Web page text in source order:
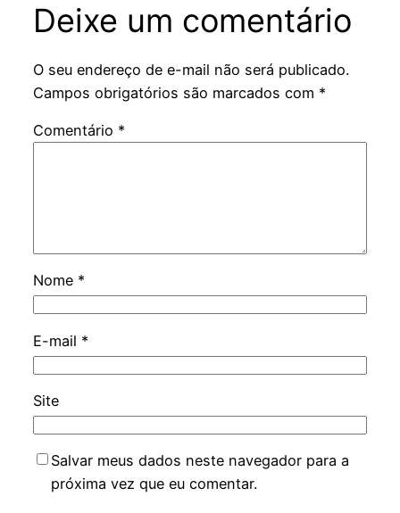
Deixe um comentário
O seu endereço de e-mail não será publicado.
Campos obrigatórios são marcados com *
Comentário *
Nome *
E-mail *
Site
Salvar meus dados neste navegador para a
próxima vez que eu comentar.